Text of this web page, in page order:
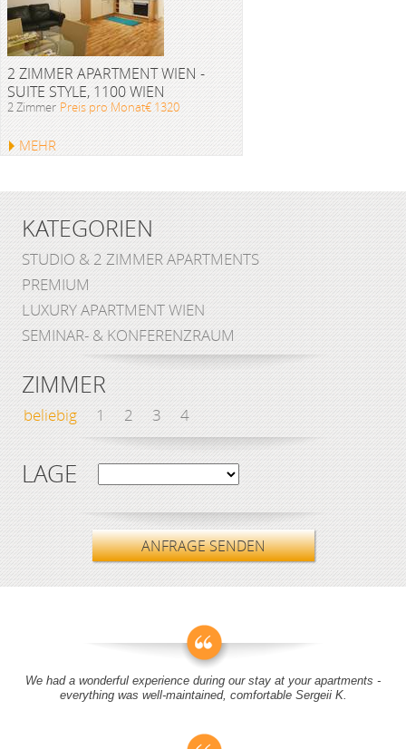
2 ZIMMER APARTMENT WIEN -
SUITE STYLE, 1100 WIEN
2 Zimmer Preis pro Monat€ 1320
MEHR
KATEGORIEN
STUDIO & 2 ZIMMER APARTMENTS
PREMIUM
LUXURY APARTMENT WIEN
SEMINAR- & KONFERENZRAUM
ZIMMER
beliebig 1 2 3 4
LAGE
ANFRAGE SENDEN
We had a wonderful experience during our stay at your apartments -
everything was well-maintained, comfortable Sergeii K.